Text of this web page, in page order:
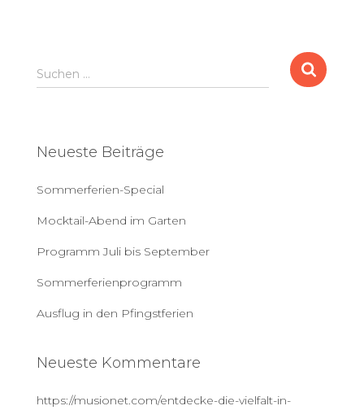
S
u
n
c
:
Suchen …
Neueste Beiträge
Sommerferien-Special
Mocktail-Abend im Garten
Programm Juli bis September
Sommerferienprogramm
Ausflug in den Pfingstferien
Neueste Kommentare
https://musionet.com/entdecke-die-vielfalt-in-